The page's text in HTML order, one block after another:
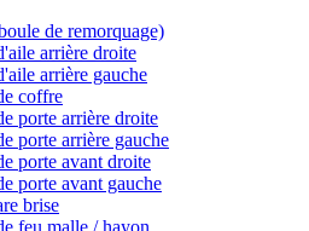
de remorquage)
arrière droite
arrière gauche
coffre
porte arrière droite
porte arrière gauche
porte avant droite
porte avant gauche
brise
feu malle / hayon